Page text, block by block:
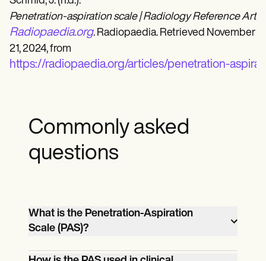
Penetration-aspiration scale | Radiology Reference
Radiopaedia.org. Radiopaedia. Retrieved November
21, 2024, from
https://radiopaedia.org/articles/penetration-
Commonly asked
questions
What is the Penetration-Aspiration
Scale (PAS)?
The PAS is an 8-point scale used to